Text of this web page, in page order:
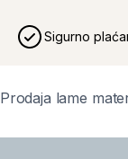
Sigurno
Prodaja lame